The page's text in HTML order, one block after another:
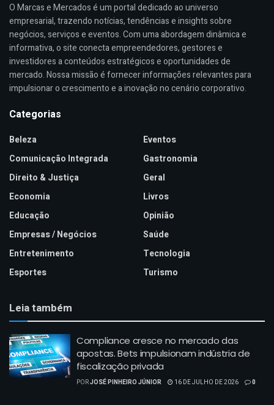
O Marcas e Mercados é um portal dedicado ao universo
empresarial, trazendo notícias, tendências e insights sobre
negócios, serviços e eventos. Com uma abordagem dinâmica e
informativa, o site conecta empreendedores, gestores e
investidores a conteúdos estratégicos e oportunidades de
mercado. Nossa missão é fornecer informações relevantes para
impulsionar o crescimento e a inovação no cenário corporativo.
Categorias
Beleza
Comunicação Integrada
Direito & Justiça
Economia
Educação
Empresas / Negócios
Entretenimento
Esportes
Eventos
Gastronomia
Geral
Livros
Opinião
Saúde
Tecnologia
Turismo
Leia também
Compliance cresce no mercado das
apostas. Bets impulsionam indústria de
fiscalização privada
PORJOSÉ PINHEIRO JÚNIOR 16 DE JULHO DE 2026 0